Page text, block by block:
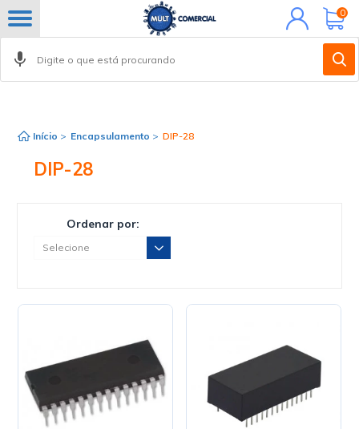
Minha
conta
0
Início > Encapsulamento > DIP-28
DIP-28
Ordenar por: